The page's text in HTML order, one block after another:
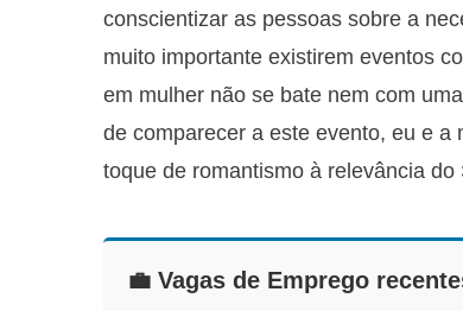
conscientizar as pessoas sobre a
muito importante existirem eventos
em mulher não se bate nem com
de comparecer a este evento, eu e a
toque de romantismo à relevância do
💼 Vagas de Emprego